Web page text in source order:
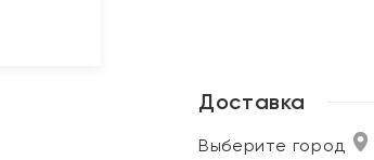
Доставка
Выберите город